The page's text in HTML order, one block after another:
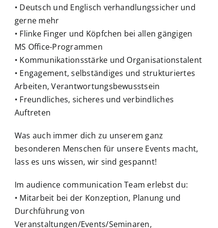
• Deutsch und Englisch verhandlungssicher und
gerne mehr
• Flinke Finger und Köpfchen bei allen gängigen
MS Office-Programmen
• Kommunikationsstärke und Organisationstalent
• Engagement, selbständiges und strukturiertes
Arbeiten, Verantwortungsbewusstsein
• Freundliches, sicheres und verbindliches
Auftreten
Was auch immer dich zu unserem ganz
besonderen Menschen für unsere Events macht,
lass es uns wissen, wir sind gespannt!
Im audience communication Team erlebst du:
• Mitarbeit bei der Konzeption, Planung und
Durchführung von
Veranstaltungen/Events/Seminaren,